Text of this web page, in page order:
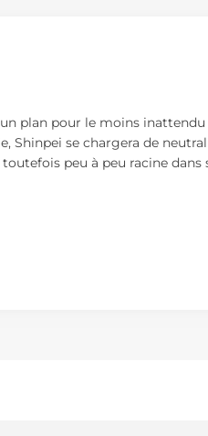
plan pour le moins
se chargera de
peu à peu racine